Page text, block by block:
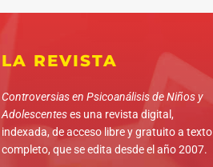
LA REVISTA
Controversias en Psicoanálisis de Niños y
Adolescenteses una revista digital,
indexada, de acceso libre y gratuito a texto
completo, que se edita desde el año 2007.